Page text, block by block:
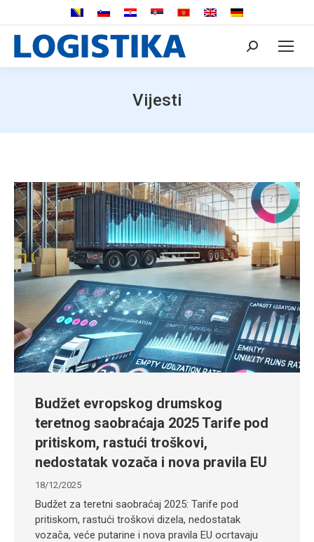
Search:
Vijesti
Budžet evropskog drumskog
teretnog saobraćaja 2025 Tarife pod
pritiskom, rastući troškovi,
nedostatak vozača i nova pravila EU
18/12/2025
Budžet za teretni saobraćaj 2025: Tarife pod
pritiskom, rastući troškovi dizela, nedostatak
vozača, veće putarine i nova pravila EU ocrtavaju